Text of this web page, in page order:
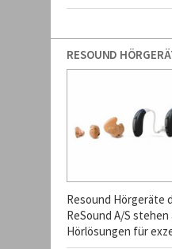
RESOUND
Resound Hörgeräte
ReSound A/S
Hörlösungen für